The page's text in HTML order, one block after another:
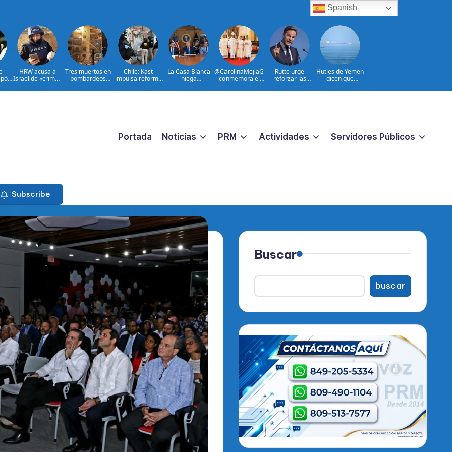
HRW acusa a
Israel de «crimen
periodistas
Tres muertos en
bombardeos
noreste de
Chile: Kast
impulsa reforma
crimen
La Casa Blanca
niega
entre Trump y
@CarolinaMejiaG
conmemora el
de Santo
Rutte urge
reforzar las
ucranianas
Hutíes de Yemen
dicen que
petroleros
Portada Noticias PRM Actividades Servidores Públicos
Subscribe
Buscar
buscar
Spanish